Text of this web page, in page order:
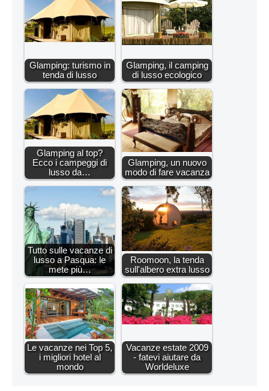
Glamping: turismo in
tenda di lusso
Glamping, il camping
di lusso ecologico
Glamping al top?
Ecco i campeggi di
lusso da…
Glamping, un nuovo
modo di fare vacanza
Tutto sulle vacanze di
lusso a Pasqua: le
mete più…
Roomoon, la tenda
sull'albero extra lusso
Le vacanze nei Top 5,
i migliori hotel al
mondo
Vacanze estate 2009
- fatevi aiutare da
Worldeluxe